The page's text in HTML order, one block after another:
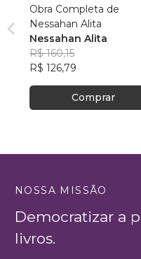
Obra Completa de
Nessahan Alita
Nessahan Alita
R$ 160,15
R$ 126,79
Comprar
NOSSA MISSÃO
Democratizar a
livros.